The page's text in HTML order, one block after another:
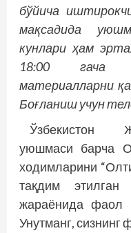
бўйича
мақсадида
кунлари ҳам
18:00 гача
материалларни
Боғланиш учун
Ўзбекистон
уюшмаси барча
ходимларини
тақдим этилган
жараёнида фаол
Унутманг, сизнинг